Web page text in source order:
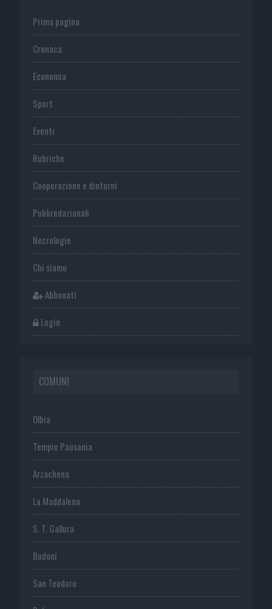
Prima pagina
Cronaca
Economia
Sport
Eventi
Rubriche
Cooperazione e dintorni
Publiredazionali
Necrologie
Chi siamo
Abbonati
Login
COMUNI
Olbia
Tempio Pausania
Arzachena
La Maddalena
S. T. Gallura
Budoni
San Teodoro